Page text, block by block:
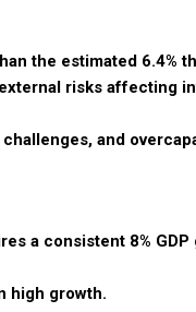
the estimated 6.4%
risks affecting
and
a consistent 8%
high growth.